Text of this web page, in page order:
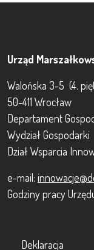
Urząd
Walońska 3-5 (4.
50-411 Wrocław
Departament
Wydział Gospodarki
Dział Wsparcia
e-mail:
Godziny pracy
Footer
Deklaracja